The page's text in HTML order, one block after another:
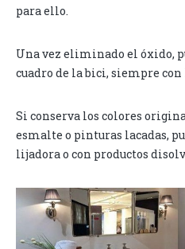
para ello.
Una vez eliminado el óxido,
cuadro de la bici, siempre
Si conserva los colores
esmalte o pinturas lacadas,
lijadora o con productos